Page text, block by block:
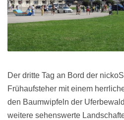
Der dritte Tag an Bord der
Frühaufsteher mit einem
den Baumwipfeln der
weitere sehenswerte